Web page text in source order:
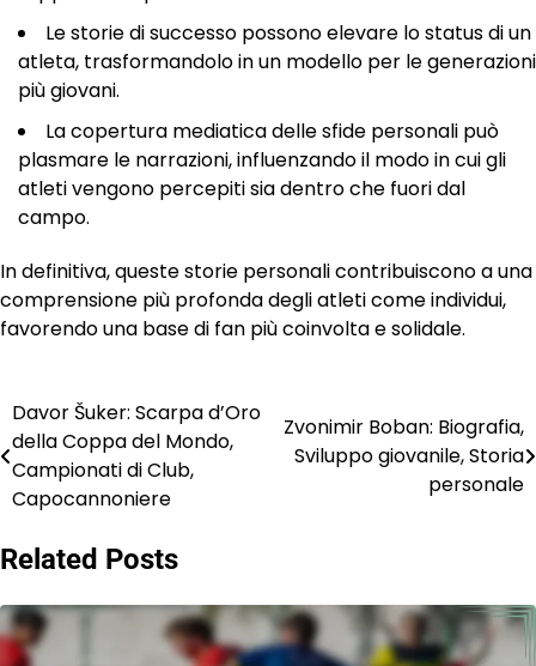
Le storie di successo possono elevare lo status di un
atleta, trasformandolo in un modello per le generazioni
più giovani.
La copertura mediatica delle sfide personali può
plasmare le narrazioni, influenzando il modo in cui gli
atleti vengono percepiti sia dentro che fuori dal
campo.
In definitiva, queste storie personali contribuiscono a una
comprensione più profonda degli atleti come individui,
favorendo una base di fan più coinvolta e solidale.
Post
navigation
Davor Šuker: Scarpa d’Oro
della Coppa del Mondo,
Campionati di Club,
Capocannoniere
Zvonimir Boban: Biografia,
Sviluppo giovanile, Storia
personale
Related Posts